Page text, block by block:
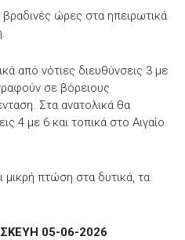
ώρες στα ηπειρωτικά
από νότιες διευθύνσεις 3 με
σε βόρειους
Στα ανατολικά θα
4 με 6 και τοπικά στο Αιγαίο
πτώση στα δυτικά, τα
05-06-2026